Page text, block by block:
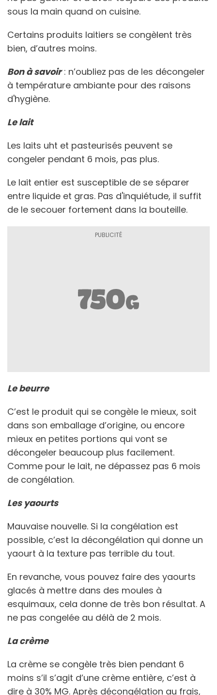
sous la main quand on cuisine.
Certains produits laitiers se congèlent très
bien, d’autres moins.
Bon à savoir: n’oubliez pas de les décongeler
à température ambiante pour des raisons
d'hygiène.
Le lait
Les laits uht et pasteurisés peuvent se
congeler pendant 6 mois, pas plus.
Le lait entier est susceptible de se séparer
entre liquide et gras. Pas d'inquiétude, il suffit
de le secouer fortement dans la bouteille.
Le beurre
C’est le produit qui se congèle le mieux, soit
dans son emballage d’origine, ou encore
mieux en petites portions qui vont se
décongeler beaucoup plus facilement.
Comme pour le lait, ne dépassez pas 6 mois
de congélation.
Les yaourts
Mauvaise nouvelle. Si la congélation est
possible, c’est la décongélation qui donne un
yaourt à la texture pas terrible du tout.
En revanche, vous pouvez faire des yaourts
glacés à mettre dans des moules à
esquimaux, cela donne de très bon résultat. A
ne pas congelée au délà de 2 mois.
La crème
La crème se congèle très bien pendant 6
moins s’il s’agit d’une crème entière, c’est à
dire à 30% MG. Après décongélation au frais,